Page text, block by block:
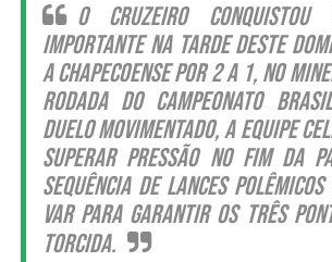
O Cruzeiro conquistou
importante na tarde deste
a Chapecoense por 2 a 1, no
rodada do Campeonato
duelo movimentado, a equipe
superar pressão no fim da
sequência de lances
VAR para garantir os três
torcida.